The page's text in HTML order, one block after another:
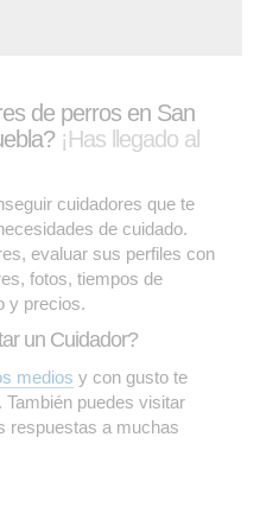
de perros en San
¡Has llegado al
cuidadores que te
de cuidado.
evaluar sus perfiles con
fotos, tiempos de
y precios.
un Cuidador?
medios y con gusto te
puedes visitar
respuestas a muchas